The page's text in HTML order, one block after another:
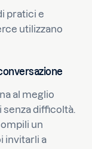
pratici e
utilizzano
al meglio
difficoltà.
un
invitarli a